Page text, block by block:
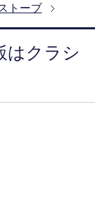
トーブ
はクラシ